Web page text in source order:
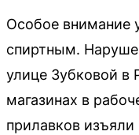
Особое внимание
спиртным.
улице Зубковой в
магазинах в
прилавков